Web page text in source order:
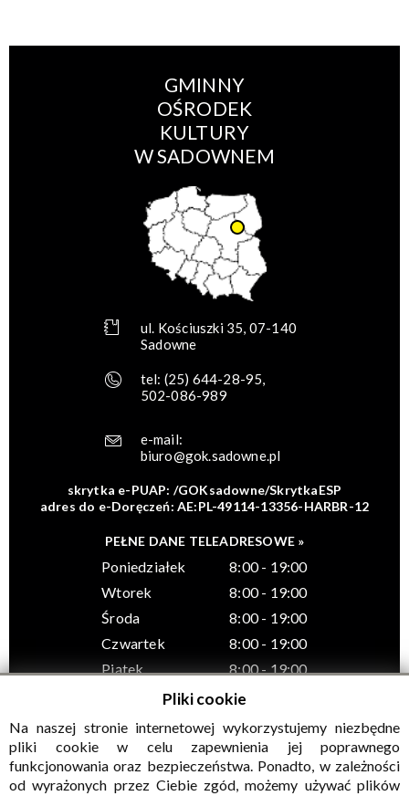
GMINNY
OŚRODEK
KULTURY
W SADOWNEM
ul. Kościuszki 35, 07-140
Sadowne
tel: (25) 644-28-95,
502-086-989
e-mail:
biuro@gok.sadowne.pl
skrytka e-PUAP: /GOKsadowne/SkrytkaESP
adres do e-Doręczeń: AE:PL-49114-13356-HARBR-12
PEŁNE DANE TELEADRESOWE »
Poniedziałek
8:00 - 19:00
Wtorek
8:00 - 19:00
Środa
8:00 - 19:00
Czwartek
8:00 - 19:00
Piątek
8:00 - 19:00
© Wszelkie prawa zastrzeżone, Gminny Ośrodek Kultury w
Sadownem
Pliki cookie
Na naszej stronie internetowej wykorzystujemy niezbędne
pliki cookie w celu zapewnienia jej poprawnego
funkcjonowania oraz bezpieczeństwa. Ponadto, w zależności
od wyrażonych przez Ciebie zgód, możemy używać plików